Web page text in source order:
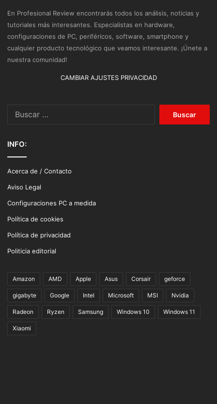
En Profesional Review encontrarás todos los análisis, noticias y
tutoriales más interesantes. Especialistas en hardware,
configuraciones de PC, periféricos, software, smartphone y
cualquier producto tecnológico que veamos interesante. ¡Únete a
nuestra comunidad!
CAMBIAR AJUSTES PRIVACIDAD
INFO:
Acerca de / Contacto
Aviso Legal
Configuraciones PC a medida
Política de cookies
Política de privacidad
Politicia editorial
Amazon AMD Apple Asus Corsair geforce
gigabyte Google Intel Microsoft MSI Nvidia
Radeon Ryzen Samsung Windows 10 Windows 11
Xiaomi